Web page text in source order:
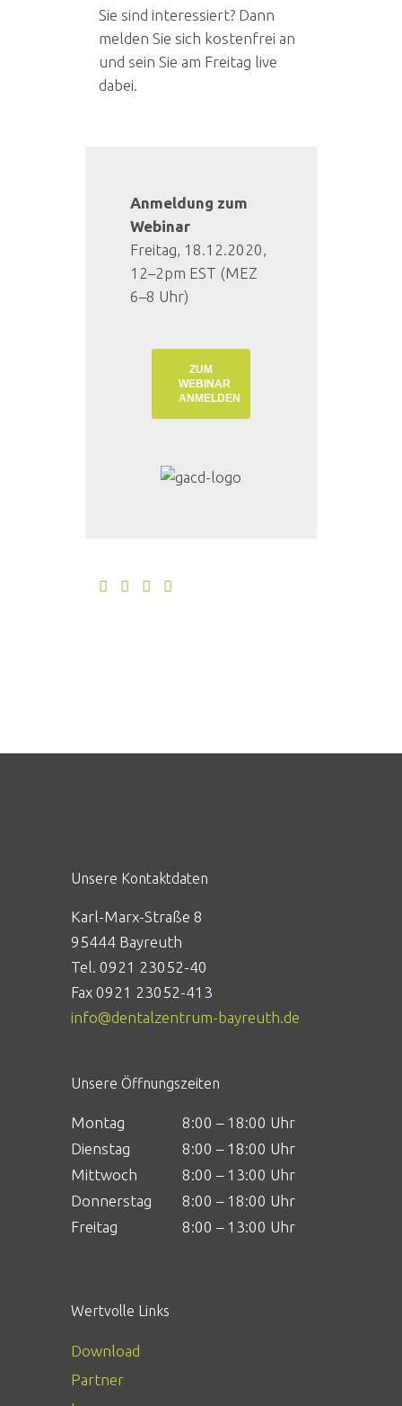
Sie sind interessiert? Dann
melden Sie sich kostenfrei an
und sein Sie am Freitag live
dabei.
Anmeldung zum
Webinar
Freitag, 18.12.2020,
12–2pm EST (MEZ
6–8 Uhr)
ZUM
WEBINAR
ANMELDEN
Unsere Kontaktdaten
Karl-Marx-Straße 8
95444 Bayreuth
Tel. 0921 23052-40
Fax 0921 23052-413
info@dentalzentrum-bayreuth.de
Unsere Öffnungszeiten
Montag
8:00 – 18:00 Uhr
Dienstag
8:00 – 18:00 Uhr
Mittwoch
8:00 – 13:00 Uhr
Donnerstag
8:00 – 18:00 Uhr
Freitag
8:00 – 13:00 Uhr
Wertvolle Links
Download
Partner